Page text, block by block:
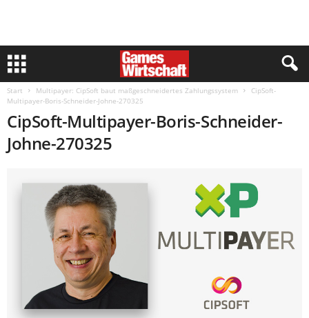
Start Multipayer: CipSoft baut maßgeschneidertes Zahlungssystem
CipSoft-
Multipayer-Boris-Schneider-Johne-270325
CipSoft-Multipayer-Boris-Schneider-
Johne-270325